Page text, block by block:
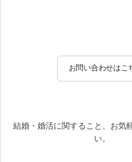
お問い合わせはこ
結婚・婚活に関すること、お気
い。